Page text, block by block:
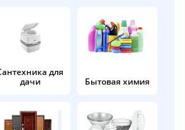
для
дачи
Бытовая химия
недели